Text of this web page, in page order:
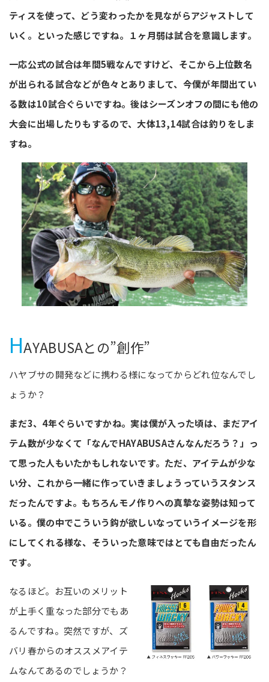
ティスを使って、どう変わったかを見ながらアジャストして
いく。といった感じですね。１ヶ月弱は試合を意識します。
一応公式の試合は年間5戦なんですけど、そこから上位数名
が出られる試合などが色々とありまして、今僕が年間出てい
る数は10試合ぐらいですね。後はシーズンオフの間にも他の
大会に出場したりもするので、大体13,14試合は釣りをしま
すね。
HAYABUSAとの”創作”
ハヤブサの開発などに携わる様になってからどれ位なんでし
ょうか？
まだ3、4年ぐらいですかね。実は僕が入った頃は、まだアイ
テム数が少なくて「なんでHAYABUSAさんなんだろう？」っ
て思った人もいたかもしれないです。ただ、アイテムが少な
い分、これから一緒に作っていきましょうっていうスタンス
だったんですよ。もちろんモノ作りへの真摯な姿勢は知って
いる。僕の中でこういう鈎が欲しいなっていうイメージを形
にしてくれる様な、そういった意味ではとても自由だったん
です。
なるほど。お互いのメリット
が上手く重なった部分でもあ
るんですね。突然ですが、ズ
バリ春からのオススメアイテ
ムなんてあるのでしょうか？